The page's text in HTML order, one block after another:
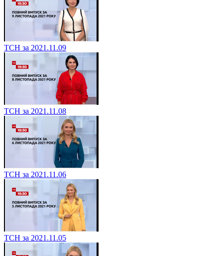
ТСН за 2021.11.09
ТСН за 2021.11.08
ТСН за 2021.11.06
ТСН за 2021.11.05